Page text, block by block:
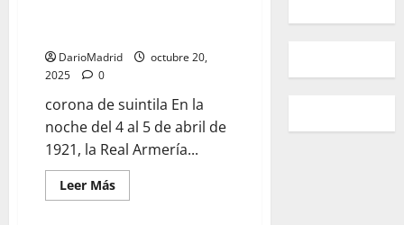
DarioMadrid
octubre 20,
2025
0
corona de suintila En la
noche del 4 al 5 de abril de
1921, la Real Armería...
Leer MásLeer
más